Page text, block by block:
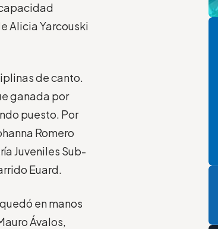
Alicia Yarcouski
de canto.
ganada por
puesto. Por
Romero
Juveniles Sub-
Euard.
en manos
Ávalos,